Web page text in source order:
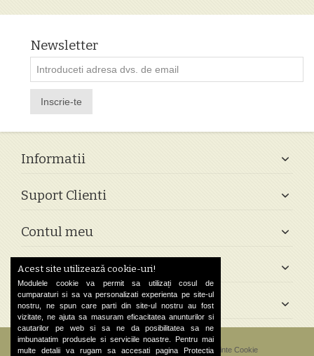
Newsletter
Inscrie-te
Informatii
Suport Clienti
Contul meu
Follow Us
Contact
© 2026 Greek Shop. All Rights Reserved.Preferinte Cookie
Acest site utilizează cookie-uri!
Modulele cookie va permit sa utilizați cosul de
cumparaturi si sa va personalizati experienta pe site-ul
nostru, ne spun care parti din site-ul nostru au fost
vizitate, ne ajuta sa masuram eficacitatea anunturilor si
cautarilor pe web si sa ne da posibilitatea sa ne
imbunatatim produsele si serviciile noastre. Pentru mai
multe detalii va rugam sa accesati pagina Protectia